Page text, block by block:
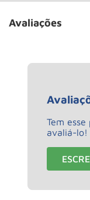
Avaliações
Tem
avaliá-lo!